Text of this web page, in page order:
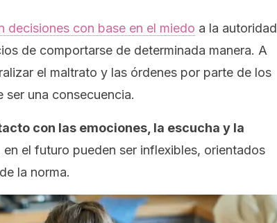
decisiones con base en el miedo a la autoridad
de comportarse de determinada manera. A
el maltrato y las órdenes por parte de los
una consecuencia.
con las emociones, la escucha y la
en el futuro pueden ser inflexibles, orientados
la norma.